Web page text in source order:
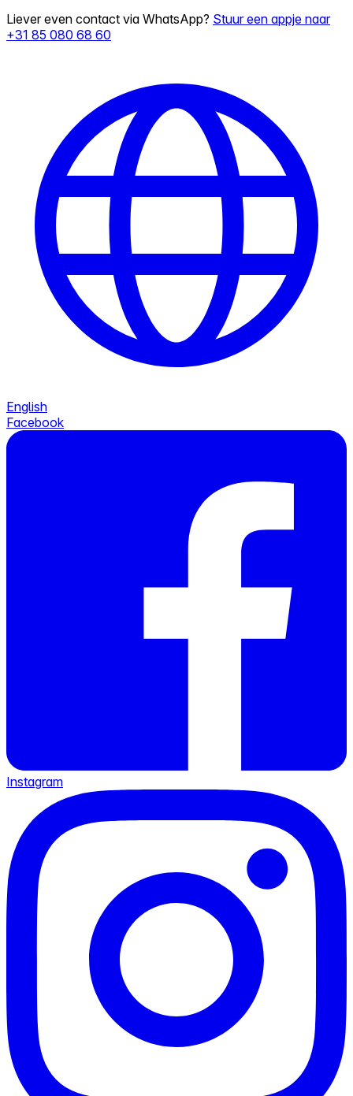
Liever even contact via WhatsApp? Stuur een appje naar
+31 85 080 68 60
English
Facebook
Instagram